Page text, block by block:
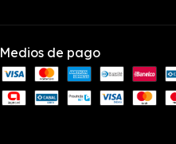
Medios de pago